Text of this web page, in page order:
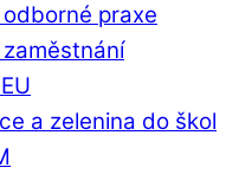
praxe
a zelenina do škol